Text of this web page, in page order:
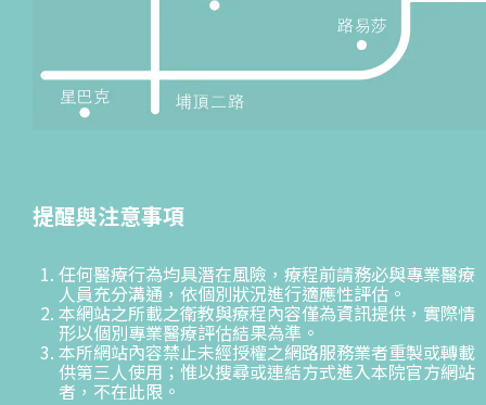
提醒與注意事項
任何醫療行為均具潛在風險，療程前請務必與專業醫療
人員充分溝通，依個別狀況進行適應性評估。
本網站之所載之衛教與療程內容僅為資訊提供，實際情
形以個別專業醫療評估結果為準。
本所網站內容禁止未經授權之網路服務業者重製或轉載
供第三人使用；惟以搜尋或連結方式進入本院官方網站
者，不在此限。